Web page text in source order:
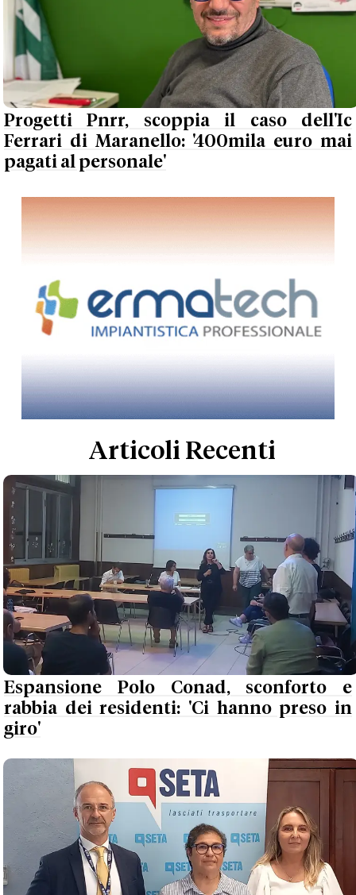
Progetti Pnrr, scoppia il caso dell'Ic
Ferrari di Maranello: '400mila euro mai
pagati al personale'
Articoli Recenti
Espansione Polo Conad, sconforto e
rabbia dei residenti: 'Ci hanno preso in
giro'